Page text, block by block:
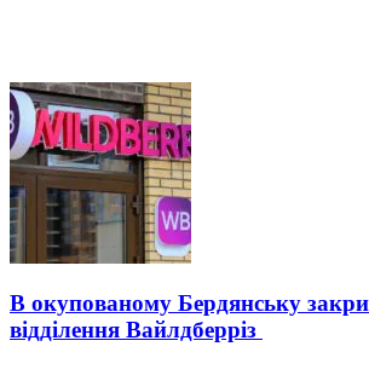
В окупованому Бердянську
відділення Вайлдберріз